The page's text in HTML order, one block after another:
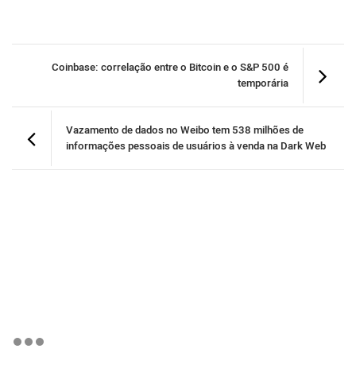
Coinbase: correlação entre o Bitcoin e o S&P 500 é
temporária
Vazamento de dados no Weibo tem 538 milhões de
informações pessoais de usuários à venda na Dark Web